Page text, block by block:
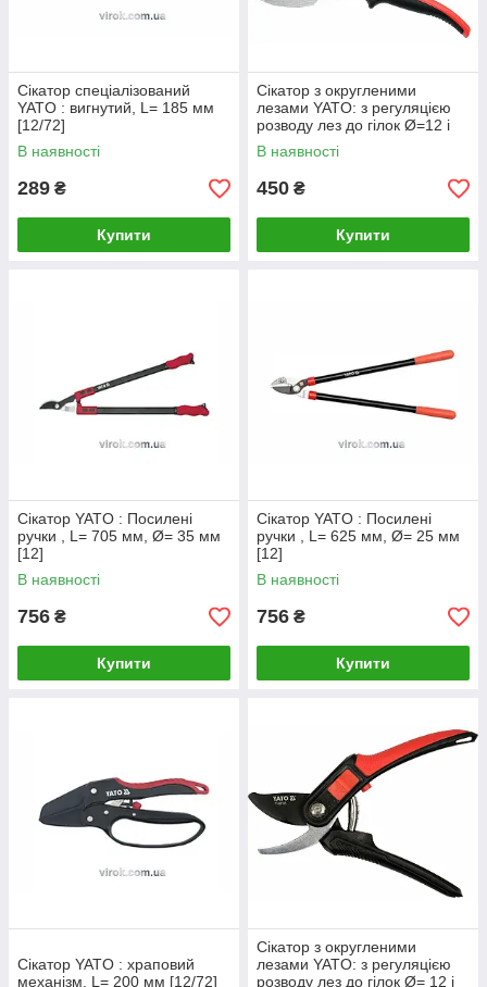
Сікатор спеціалізований
YATO : вигнутий, L= 185 мм
[12/72]
В наявності
289 ₴
Купити
Сікатор з округленими
лезами YATO: з регуляцією
розводу лез до гілок Ø=12 і
20 мм, L= 208 мм [12/48]
В наявності
450 ₴
Купити
Сікатор YATO : Посилені
ручки , L= 705 мм, Ø= 35 мм
[12]
В наявності
756 ₴
Купити
Сікатор YATO : Посилені
ручки , L= 625 мм, Ø= 25 мм
[12]
В наявності
756 ₴
Купити
Сікатор YATO : храповий
механізм, L= 200 мм [12/72]
Сікатор з округленими
лезами YATO: з регуляцією
розводу лез до гілок Ø= 12 і